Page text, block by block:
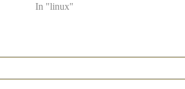
In "linux"